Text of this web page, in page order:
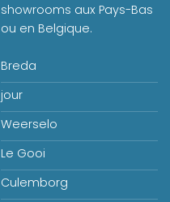
showrooms aux Pays-Bas
ou en Belgique.
Breda
jour
Weerselo
Le Gooi
Culemborg